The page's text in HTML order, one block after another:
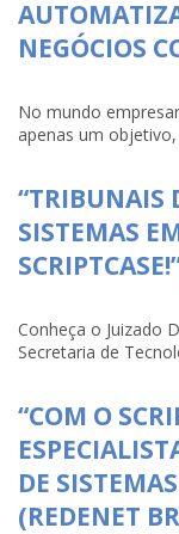
NEGÓCIOS
No mundo
apenas um
“TRIBUNAIS
SISTEMAS
Conheça o Juizado
Secretaria de
“COM O
DE
(REDENET